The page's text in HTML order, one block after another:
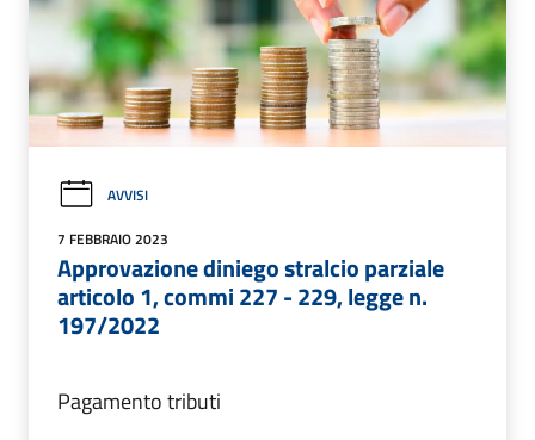
AVVISI
7 FEBBRAIO 2023
Approvazione diniego stralcio parziale
articolo 1, commi 227 - 229, legge n.
197/2022
Pagamento tributi